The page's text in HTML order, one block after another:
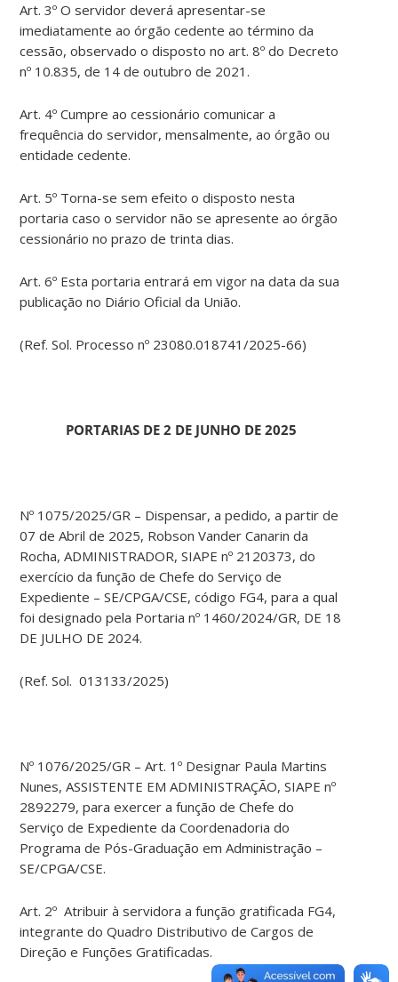
Art. 3º O servidor deverá apresentar-se
imediatamente ao órgão cedente ao término da
cessão, observado o disposto no art. 8º do Decreto
nº 10.835, de 14 de outubro de 2021.
Art. 4º Cumpre ao cessionário comunicar a
frequência do servidor, mensalmente, ao órgão ou
entidade cedente.
Art. 5º Torna-se sem efeito o disposto nesta
portaria caso o servidor não se apresente ao órgão
cessionário no prazo de trinta dias.
Art. 6º Esta portaria entrará em vigor na data da sua
publicação no Diário Oficial da União.
(Ref. Sol. Processo nº 23080.018741/2025-66)
PORTARIAS DE 2 DE JUNHO DE 2025
Nº 1075/2025/GR – Dispensar, a pedido, a partir de
07 de Abril de 2025, Robson Vander Canarin da
Rocha, ADMINISTRADOR, SIAPE nº 2120373, do
exercício da função de Chefe do Serviço de
Expediente – SE/CPGA/CSE, código FG4, para a qual
foi designado pela Portaria nº 1460/2024/GR, DE 18
DE JULHO DE 2024.
(Ref. Sol. 013133/2025)
Nº 1076/2025/GR – Art. 1º Designar Paula Martins
Nunes, ASSISTENTE EM ADMINISTRAÇÃO, SIAPE nº
2892279, para exercer a função de Chefe do
Serviço de Expediente da Coordenadoria do
Programa de Pós-Graduação em Administração –
SE/CPGA/CSE.
Art. 2º Atribuir à servidora a função gratificada FG4,
integrante do Quadro Distributivo de Cargos de
Direção e Funções Gratificadas.